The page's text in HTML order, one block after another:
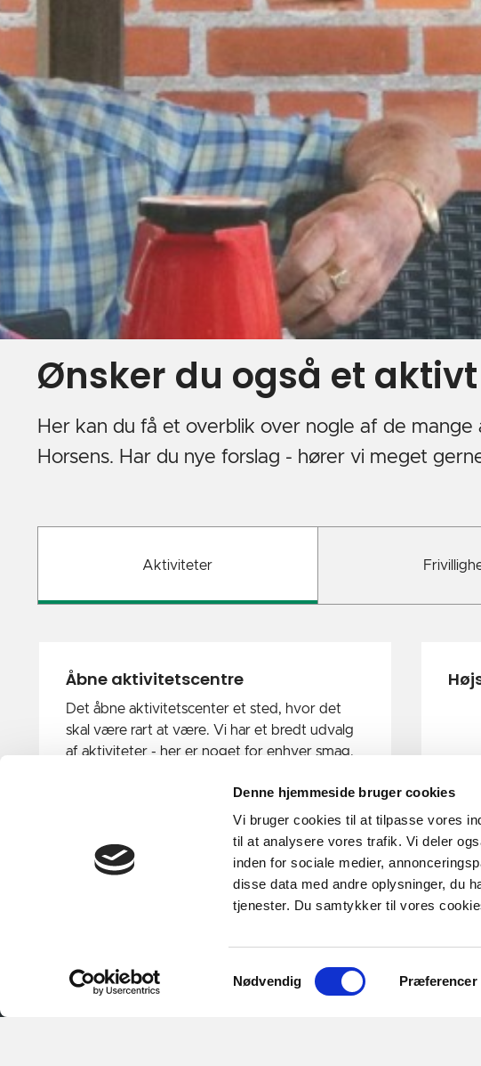
Denne hjemmeside bruger cookies
Vi bruger cookies til at tilpasse vores
til at analysere vores trafik. Vi deler
inden for sociale medier,
disse data med andre oplysninger, du
tjenester. Du samtykker til vores
Samtykkevalg
Nødvendig Præferencer
Ønsker du også et
Her kan du få et overblik over nogle af de
Horsens. Har du nye forslag - hører vi meget
Aktiviteter
Åbne aktivitetscentre
Det åbne aktivitetscenter et sted, hvor det
skal være rart at være. Vi har et bredt udvalg
af aktiviteter - her er noget for enhver smag.